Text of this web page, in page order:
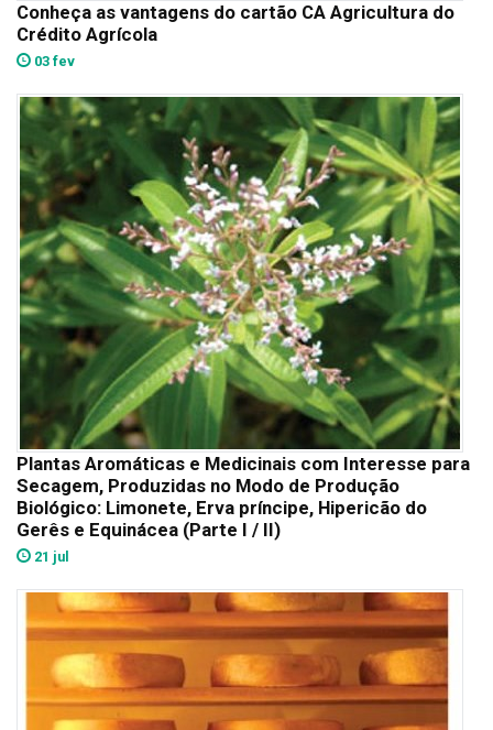
Conheça as vantagens do cartão CA Agricultura do
Crédito Agrícola
03 fev
Plantas Aromáticas e Medicinais com Interesse para
Secagem, Produzidas no Modo de Produção
Biológico: Limonete, Erva príncipe, Hipericão do
Gerês e Equinácea (Parte I / II)
21 jul